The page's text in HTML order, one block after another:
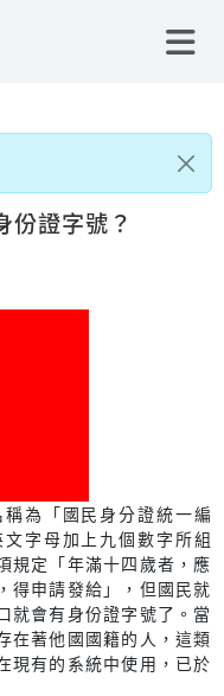
份證字號？
為「國民身分證統一編
字母加上九個數字所組
規定「年滿十四歲者，應
得申請發給」，但國民就
就會有身份證字號了。當
在著他國國籍的人，這類
現有的系統中使用，已於